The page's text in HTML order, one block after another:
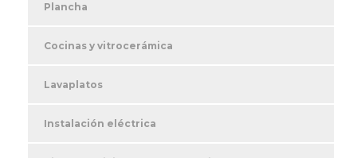
Plancha
Cocinas y vitrocerámica
Lavaplatos
Instalación eléctrica